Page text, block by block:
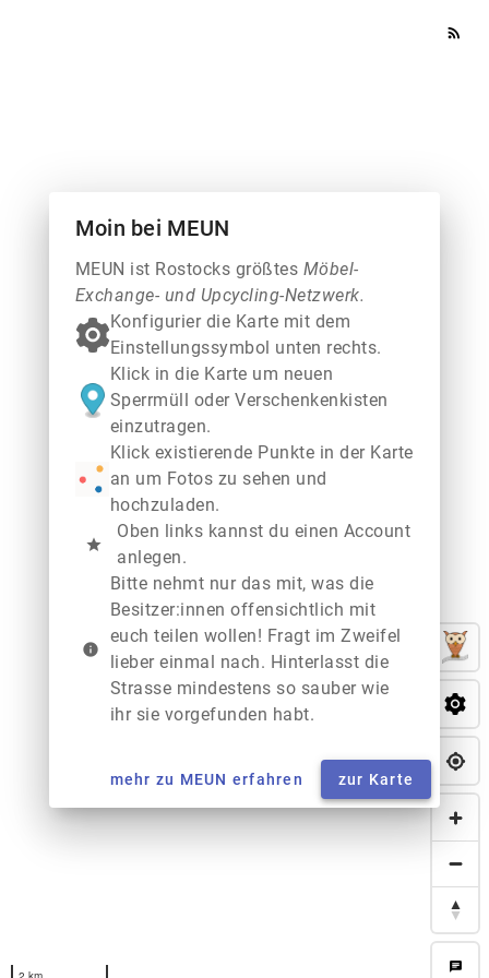
rss_feed
chat
Moin bei MEUN
MEUN ist Rostocks größtes Möbel-
Exchange- und Upcycling-Netzwerk.
Konfigurier die Karte mit dem
Einstellungssymbol unten rechts.
Klick in die Karte um neuen
Sperrmüll oder Verschenkenkisten
einzutragen.
Klick existierende Punkte in der Karte
an um Fotos zu sehen und
hochzuladen.
star
Oben links kannst du einen Account
anlegen.
info
Bitte nehmt nur das mit, was die
Besitzer:innen offensichtlich mit
euch teilen wollen! Fragt im Zweifel
lieber einmal nach. Hinterlasst die
Strasse mindestens so sauber wie
ihr sie vorgefunden habt.
mehr zu MEUN erfahren zur Karte